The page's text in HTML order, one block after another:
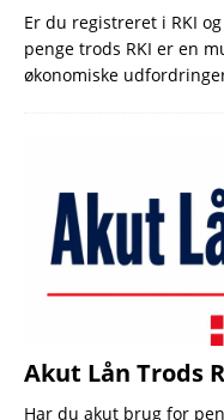
Er du registreret i RKI
penge trods RKI er en
økonomiske
Akut Lån Trods
Har du akut brug for